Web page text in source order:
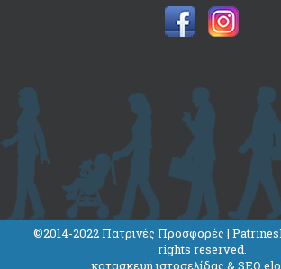
©2014-2022 Πατρινές Προσφορές |
rights reserved.
κατασκευή ιστοσελίδας & SEO